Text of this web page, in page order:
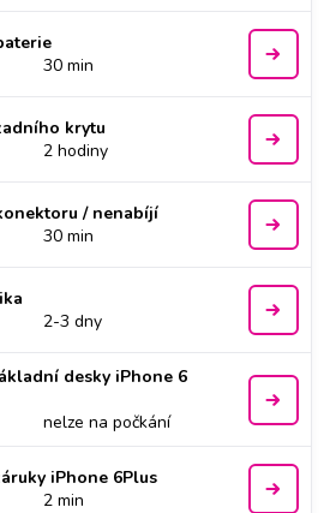
30 min
krytu
2 hodiny
/ nenabíjí
30 min
2-3 dny
desky iPhone 6
nelze na počkání
iPhone 6Plus
2 min